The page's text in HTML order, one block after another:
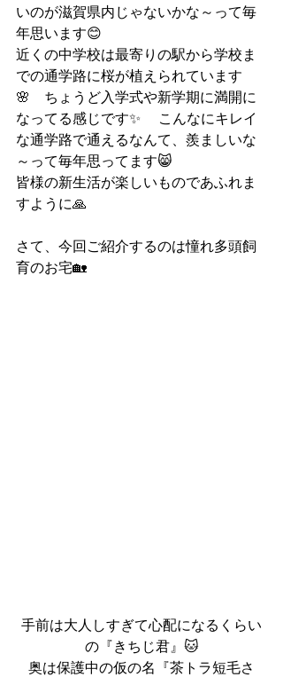
いのが滋賀県内じゃないかな～って毎
年思います😊
近くの中学校は最寄りの駅から学校ま
での通学路に桜が植えられています
🌸　ちょうど入学式や新学期に満開に
なってる感じです✨　 こんなにキレイ
な通学路で通えるなんて、羨ましいな
～って毎年思ってます😸
皆様の新生活が楽しいものであふれま
すように🙏
さて、今回ご紹介するのは憧れ多頭飼
育のお宅🏡
手前は大人しすぎて心配になるくらい
の『きちじ君』🐱
奥は保護中の仮の名『茶トラ短毛さ